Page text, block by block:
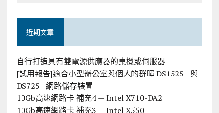
近期文章
自行打造具有雙電源供應器的桌機或伺服器
[試用報告]適合小型辦公室與個人的群暉 DS1525+ 與
DS725+ 網路儲存裝置
10Gb高速網路卡 補充4 — Intel X710-DA2
10Gb高速網路卡 補充3 — Intel X550